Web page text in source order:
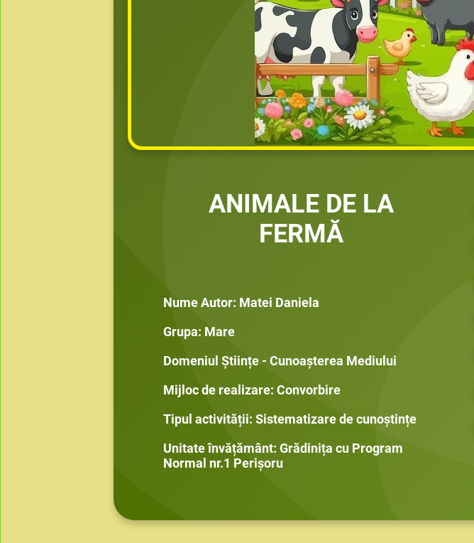
ANIMALE DE LA
FERMĂ
Nume Autor: Matei Daniela
Grupa: Mare
Domeniul Științe - Cunoașterea Mediului
Mijloc de realizare: Convorbire
Tipul activității: Sistematizare de cunoștințe
Unitate învățământ: Grădinița cu Program
Normal nr.1 Perișoru